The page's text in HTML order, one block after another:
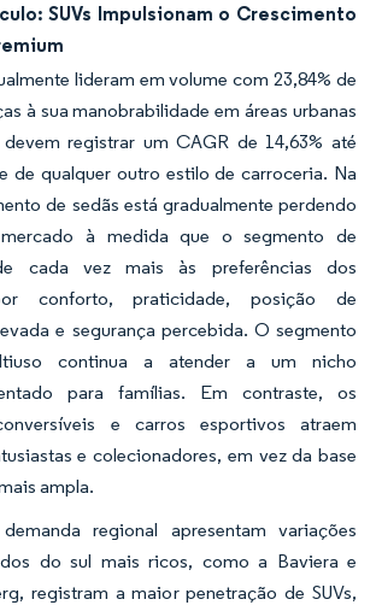
SUVs Impulsionam o Crescimento
lideram em volume com 23,84% de
à sua manobrabilidade em áreas urbanas
devem registrar um CAGR de 14,63% até
de qualquer outro estilo de carroceria. Na
de sedãs está gradualmente perdendo
à medida que o segmento de
cada vez mais às preferências dos
conforto, praticidade, posição de
e segurança percebida. O segmento
continua a atender a um nicho
para famílias. Em contraste, os
e carros esportivos atraem
e colecionadores, em vez da base
ampla.
regional apresentam variações
do sul mais ricos, como a Baviera e
registram a maior penetração de SUVs,